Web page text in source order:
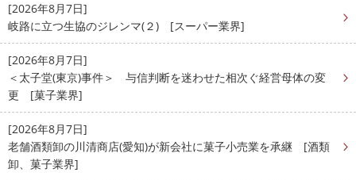
[2026年8月7日]
岐路に立つ生協のジレンマ(２) [スーパー業界]
[2026年8月7日]
＜太子堂(東京)事件＞ 与信判断を迷わせた相次ぐ経営母体の変
更 [菓子業界]
[2026年8月7日]
老舗酒類卸の川清商店(愛知)が新会社に菓子小売業を承継 [酒類
卸、菓子業界]